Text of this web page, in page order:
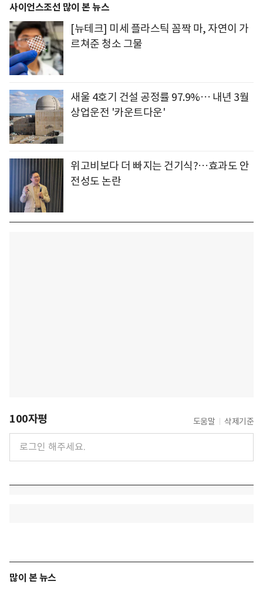
사이언스조선 많이 본 뉴스
[뉴테크] 미세 플라스틱 꼼짝 마, 자연이 가
르쳐준 청소 그물
새울 4호기 건설 공정률 97.9%… 내년 3월
상업운전 '카운트다운'
위고비보다 더 빠지는 건기식?…효과도 안
전성도 논란
100자평 도움말 삭제기준
많이 본 뉴스